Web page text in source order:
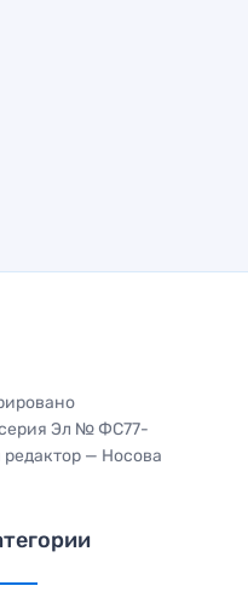
серия Эл № ФС77-
редактор — Носова